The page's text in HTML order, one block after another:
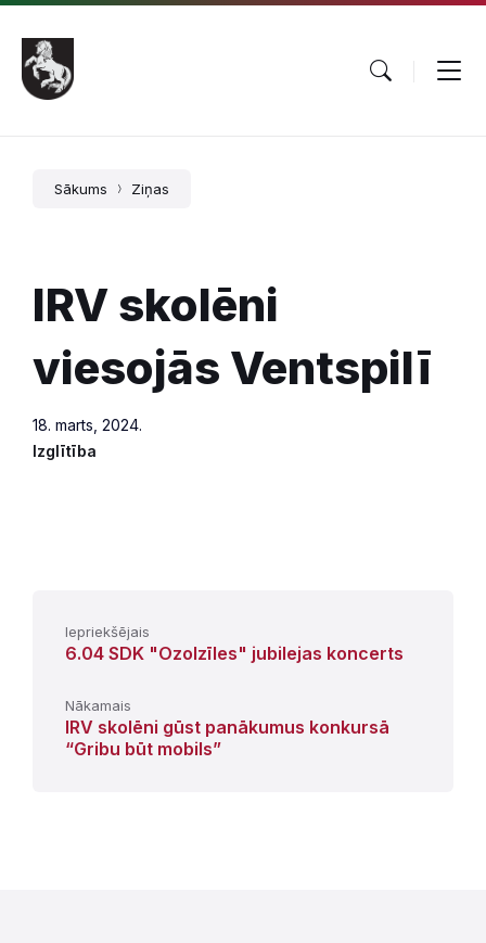
Pāriet
saturu
Skip
main
navigation
Skip
footer
Sākums Ziņas
IRV skolēni
viesojās Ventspilī
18. marts, 2024.
Izglītība
Iepriekšējais
6.04 SDK "Ozolzīles" jubilejas koncerts
Nākamais
IRV skolēni gūst panākumus konkursā
“Gribu būt mobils”